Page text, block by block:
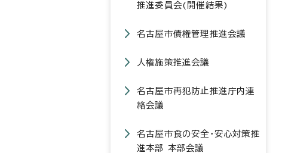
推進委員会(開催結果)
名古屋市債権管理推進会議
人権施策推進会議
名古屋市再犯防止推進庁内連
絡会議
名古屋市食の安全・安心対策推
進本部 本部会議